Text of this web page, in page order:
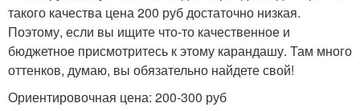
такого качества цена 200 руб достаточно низкая.
Поэтому, если вы ищите что-то качественное и
бюджетное присмотритесь к этому карандашу. Там много
оттенков, думаю, вы обязательно найдете свой!
Ориентировочная цена: 200-300 руб